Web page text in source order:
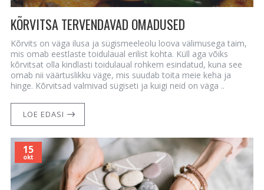
KÕRVITSA TERVENDAVAD OMADUSED
Kõrvits on väga ilusa ja sügismeeleolu loova välimusega taim,
mis omab eestlaste toidulaual erilist kohta. Küll aga võiks
kõrvitsat olla kindlasti toidulaual rohkem esindatud, kuna see
omab nii väärtuslikku väge, mis suudab toita meie keha ja
hinge. Kõrvitsad valmivad sügiseti ja kuigi neid on väga ..
LOE EDASI
15
okt